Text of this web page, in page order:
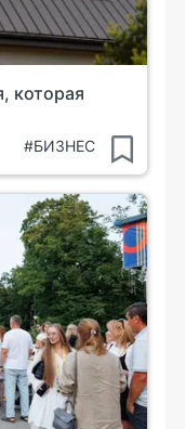
которая
#БИЗНЕС